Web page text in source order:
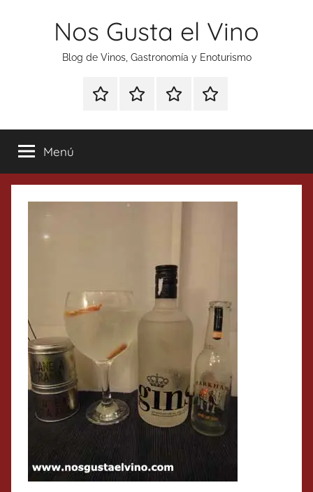
Nos Gusta el Vino
Blog de Vinos, Gastronomía y Enoturismo
Especial
Tonics
Enoturismo
Gastronomía
RankingContacto
Menú